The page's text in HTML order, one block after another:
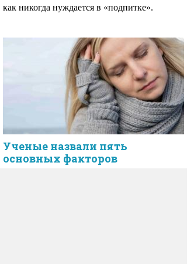
как никогда нуждается в «подпитке».
Ученые назвали пять
основных факторов